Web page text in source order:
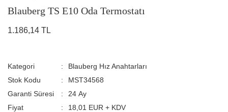
Blauberg TS E10 Oda Termostatı
1.186,14 TL
Kategori
Blauberg Hız Anahtarları
Stok Kodu
MST34568
Garanti Süresi
24 Ay
Fiyat
18,01 EUR + KDV